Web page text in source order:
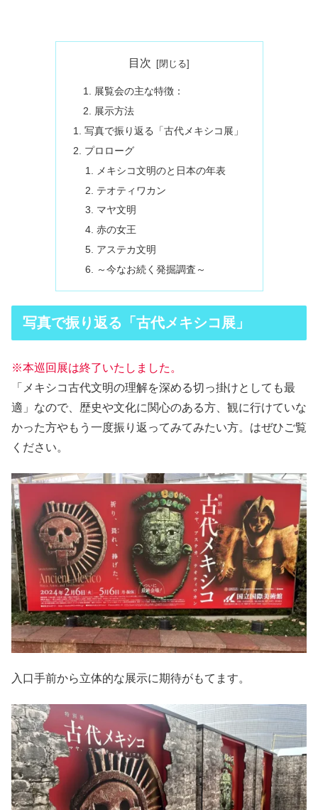
目次
展覧会の主な特徴：
展示方法
写真で振り返る「古代メキシコ展」
プロローグ
メキシコ文明のと日本の年表
テオティワカン
マヤ文明
赤の女王
アステカ文明
～今なお続く発掘調査～
写真で振り返る「古代メキシコ展」
※本巡回展は終了いたしました。
「メキシコ古代文明の理解を深める切っ掛けとしても最
適」なので、歴史や文化に関心のある方、観に行けていな
かった方やもう一度振り返ってみてみたい方。はぜひご覧
ください。
入口手前から立体的な展示に期待がもてます。